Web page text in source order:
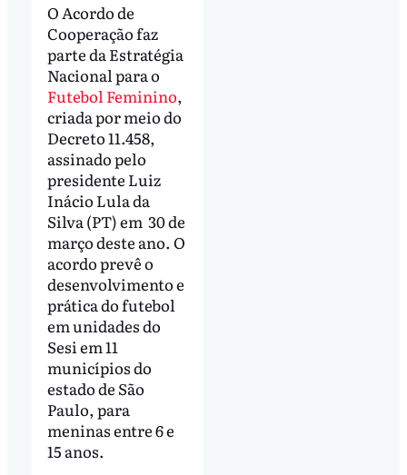
O Acordo de
Cooperação faz
parte da Estratégia
Nacional para o
Futebol Feminino,
criada por meio do
Decreto 11.458,
assinado pelo
presidente Luiz
Inácio Lula da
Silva (PT) em 30 de
março deste ano. O
acordo prevê o
desenvolvimento e
prática do futebol
em unidades do
Sesi em 11
municípios do
estado de São
Paulo, para
meninas entre 6 e
15 anos.